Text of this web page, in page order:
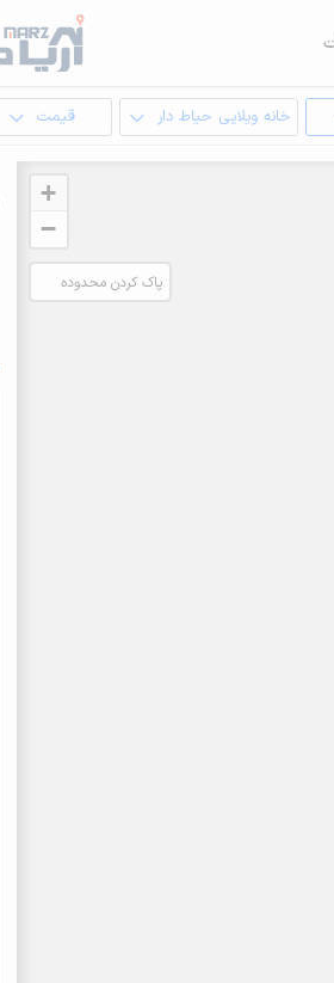
خانه ویلایی حیاط دار قیمت
+
−
پاک کردن محدوده